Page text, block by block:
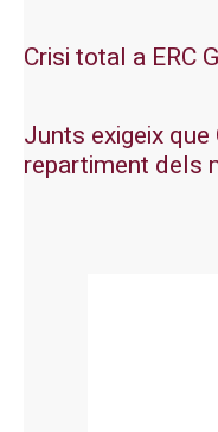
Crisi total a ERC
Junts exigeix que
repartiment dels